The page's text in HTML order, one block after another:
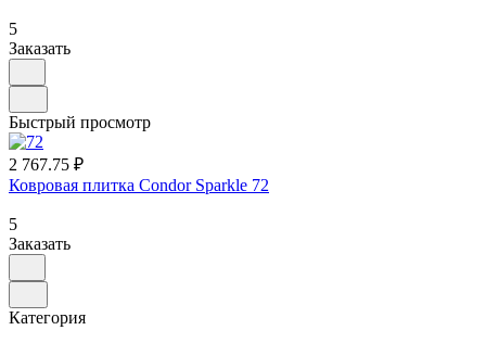
5
Заказать
Быстрый просмотр
2 767.75 ₽
Ковровая плитка Condor Sparkle 72
5
Заказать
Категория